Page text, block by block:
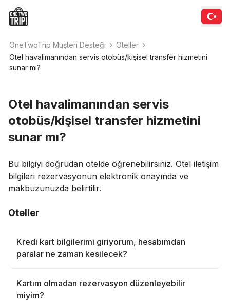
OneTwoTrip Müşteri Desteği
Оteller
Otel havalimanından servis otobüs/kişisel transfer hizmetini
sunar mı?
Otel havalimanından servis
otobüs/kişisel transfer hizmetini
sunar mı?
Bu bilgiyi doğrudan otelde öğrenebilirsiniz. Otel iletişim
bilgileri rezervasyonun elektronik onayında ve
makbuzunuzda belirtilir.
Оteller
Kredi kart bilgilerimi giriyorum, hesabımdan
paralar ne zaman kesilecek?
Kartım olmadan rezervasyon düzenleyebilir
miyim?